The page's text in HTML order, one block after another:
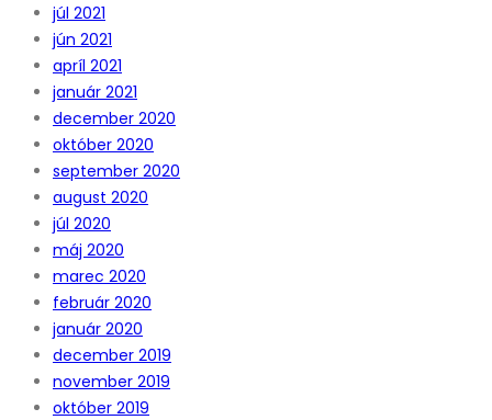
júl 2021
jún 2021
apríl 2021
január 2021
december 2020
október 2020
september 2020
august 2020
júl 2020
máj 2020
marec 2020
február 2020
január 2020
december 2019
november 2019
október 2019